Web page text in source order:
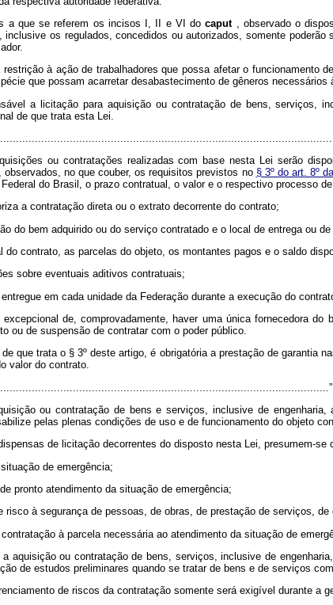
a que se referem os incisos I, II e VI docaput
, observado o
inclusive os regulados, concedidos ou autorizados, somente
restrição à ação de trabalhadores que possa afetar o
que possam acarretar desabastecimento de gêneros necessários
a licitação para aquisição ou contratação de bens, serviços,
de que trata esta Lei.
ou contratações realizadas com base nesta Lei serão
no que couber, os requisitos previstos no § 3º do art. 8º
do Brasil, o prazo contratual, o valor e o respectivo processo
a contratação direta ou o extrato decorrente do contrato;
do bem adquirido ou do serviço contratado e o local de entrega ou
do contrato, as parcelas do objeto, os montantes pagos e o saldo
sobre eventuais aditivos contratuais;
em cada unidade da Federação durante a execução do
excepcional de, comprovadamente, haver uma única fornecedora
ou de suspensão de contratar com o poder público.
que trata o § 3º deste artigo, é obrigatória a prestação de garantia
valor do contrato.
ou contratação de bens e serviços, inclusive de
pelas plenas condições de uso e de funcionamento do objeto
de licitação decorrentes do disposto nesta Lei, presumem-se
situação de emergência;
pronto atendimento da situação de emergência;
risco à segurança de pessoas, de obras, de prestação de serviços,
à parcela necessária ao atendimento da situação de
aquisição ou contratação de bens, serviços, inclusive de
de estudos preliminares quando se tratar de bens e de serviços
de riscos da contratação somente será exigível durante a